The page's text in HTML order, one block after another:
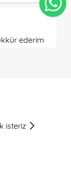
ederim
daha da
isteriz